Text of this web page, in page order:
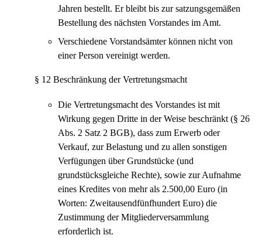
Jahren bestellt. Er bleibt bis zur satzungsgemäßen
Bestellung des nächsten Vorstandes im Amt.
Verschiedene Vorstandsämter können nicht von
einer Person vereinigt werden.
§ 12 Beschränkung der Vertretungsmacht
Die Vertretungsmacht des Vorstandes ist mit
Wirkung gegen Dritte in der Weise beschränkt (§ 26
Abs. 2 Satz 2 BGB), dass zum Erwerb oder
Verkauf, zur Belastung und zu allen sonstigen
Verfügungen über Grundstücke (und
grundstücksgleiche Rechte), sowie zur Aufnahme
eines Kredites von mehr als 2.500,00 Euro (in
Worten: Zweitausendfünfhundert Euro) die
Zustimmung der Mitgliederversammlung
erforderlich ist.